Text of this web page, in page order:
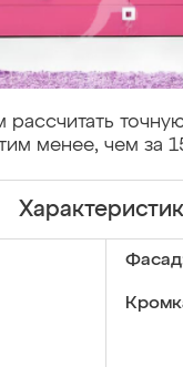
менее, чем за